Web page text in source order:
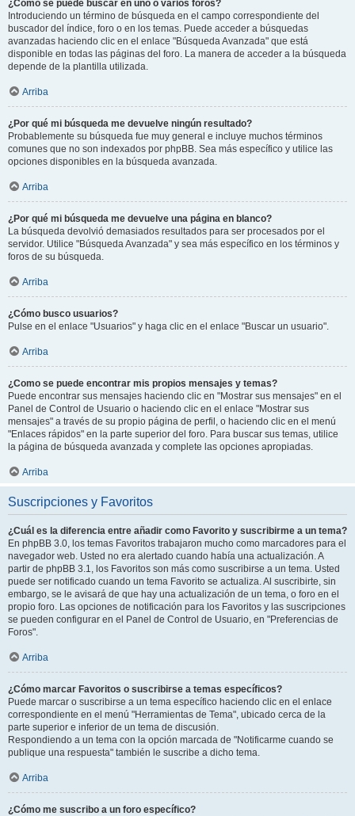
¿Cómo se puede buscar en uno o varios foros?
Introduciendo un término de búsqueda en el campo correspondiente del
buscador del índice, foro o en los temas. Puede acceder a búsquedas
avanzadas haciendo clic en el enlace "Búsqueda Avanzada" que está
disponible en todas las páginas del foro. La manera de acceder a la búsqueda
depende de la plantilla utilizada.
Arriba
¿Por qué mi búsqueda me devuelve ningún resultado?
Probablemente su búsqueda fue muy general e incluye muchos términos
comunes que no son indexados por phpBB. Sea más específico y utilice las
opciones disponibles en la búsqueda avanzada.
Arriba
¿Por qué mi búsqueda me devuelve una página en blanco?
La búsqueda devolvió demasiados resultados para ser procesados por el
servidor. Utilice "Búsqueda Avanzada" y sea más específico en los términos y
foros de su búsqueda.
Arriba
¿Cómo busco usuarios?
Pulse en el enlace "Usuarios" y haga clic en el enlace "Buscar un usuario".
Arriba
¿Como se puede encontrar mis propios mensajes y temas?
Puede encontrar sus mensajes haciendo clic en "Mostrar sus mensajes" en el
Panel de Control de Usuario o haciendo clic en el enlace "Mostrar sus
mensajes" a través de su propio página de perfil, o haciendo clic en el menú
"Enlaces rápidos" en la parte superior del foro. Para buscar sus temas, utilice
la página de búsqueda avanzada y complete las opciones apropiadas.
Arriba
Suscripciones y Favoritos
¿Cuál es la diferencia entre añadir como Favorito y suscribirme a un tema?
En phpBB 3.0, los temas Favoritos trabajaron mucho como marcadores para el
navegador web. Usted no era alertado cuando había una actualización. A
partir de phpBB 3.1, los Favoritos son más como suscribirse a un tema. Usted
puede ser notificado cuando un tema Favorito se actualiza. Al suscribirte, sin
embargo, se le avisará de que hay una actualización de un tema, o foro en el
propio foro. Las opciones de notificación para los Favoritos y las suscripciones
se pueden configurar en el Panel de Control de Usuario, en "Preferencias de
Foros".
Arriba
¿Cómo marcar Favoritos o suscribirse a temas específicos?
Puede marcar o suscribirse a un tema específico haciendo clic en el enlace
correspondiente en el menú "Herramientas de Tema", ubicado cerca de la
parte superior e inferior de un tema de discusión.
Respondiendo a un tema con la opción marcada de "Notificarme cuando se
publique una respuesta" también le suscribe a dicho tema.
Arriba
¿Cómo me suscribo a un foro específico?